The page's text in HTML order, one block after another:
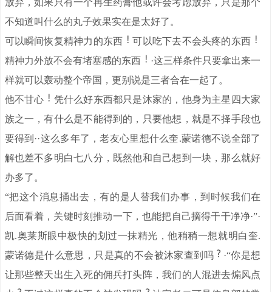
放弃，如果只有一个再生药膏他或许会考虑放弃，只是那个
不知道叫什么的丸子效果实在是太好了。
可以瞬间恢复精神力的东西
可以吃下去不会头疼的东西
精神力外放不会有堵塞感的东西
·这三样条件只要拿出来一
样就可以轰动整个帝国，更别说是三者合在一起了。
他不甘心
凭什么好东西都只是沐家的，他身为主星四大家
族之一，有什么是不能得到的，只要他想，就是不择手段也
要得到··这么多年了，老友心里想什么奎.蒙诺德不说全部了
解也差不多明白七八分，既然他和自己想到一块，那么就好
办多了。
“把这个消息捅出去，有的是人替我们办事，到时候我们在
后面看着，关键时刻推动一下，也能把自己摘得干干净净·”·
凯.奥莱斯眼中极快的划过一抹精光，他稍稍一想就明白奎.
蒙诺德是什么意思，只是真的不会被沐家查到吗
·“你是想
让那些整天出生入死的佣兵打头阵，我们的人混进去煽风点